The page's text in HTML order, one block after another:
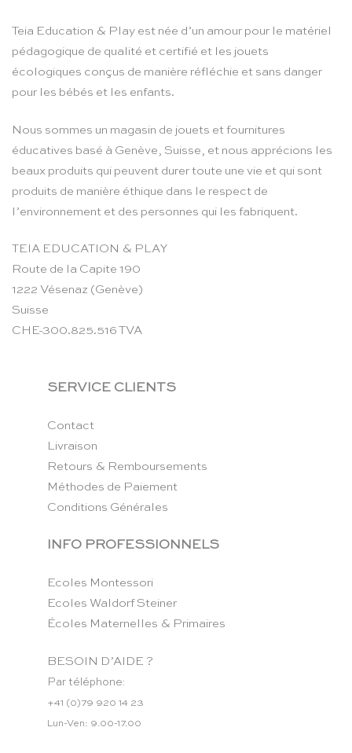
Teia Education & Play est née d’un amour pour le matériel
pédagogique de qualité et certifié et les jouets
écologiques conçus de manière réfléchie et sans danger
pour les bébés et les enfants.
Nous sommes un magasin de jouets et fournitures
éducatives basé à Genève, Suisse, et nous apprécions les
beaux produits qui peuvent durer toute une vie et qui sont
produits de manière éthique dans le respect de
l’environnement et des personnes qui les fabriquent.
TEIA EDUCATION & PLAY
Route de la Capite 190
1222 Vésenaz (Genève)
Suisse
CHE-300.825.516 TVA
SERVICE CLIENTS
Contact
Livraison
Retours & Remboursements
Méthodes de Paiement
Conditions Générales
INFO PROFESSIONNELS
Ecoles Montessori
Ecoles Waldorf Steiner
Écoles Maternelles & Primaires
BESOIN D’AIDE ?
Par téléphone:
+41 (0)79 920 14 23
Lun-Ven: 9.00-17.00